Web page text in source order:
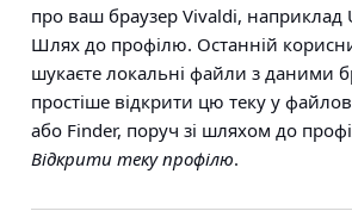
про ваш браузер Vivaldi, наприклад
Шлях до профілю. Останній
шукаєте локальні файли з даними
простіше відкрити цю теку у
або Finder, поруч зі шляхом до
Відкрити теку профілю.